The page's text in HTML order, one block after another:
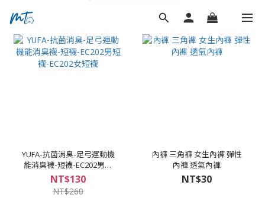
YUFA-抗菌消臭-足弓運動機
能消臭襪-短襪-EC202男短
襪-EC202女短襪
NT$130
NT$260
內褲 三角褲 女生內褲 彈性
內褲 透氣內褲
NT$30